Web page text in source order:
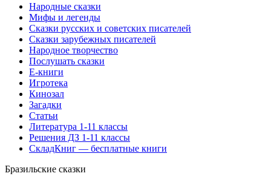
Народные сказки
Мифы и легенды
Сказки русских и советских писателей
Сказки зарубежных писателей
Народное творчество
Послушать сказки
Е-книги
Игротека
Кинозал
Загадки
Статьи
Литература 1-11 классы
Решения ДЗ 1-11 классы
СкладКниг — бесплатные книги
Бразильские сказки